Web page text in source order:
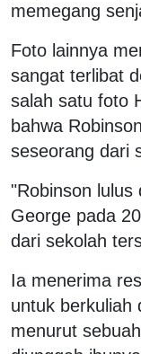
memegang
Foto lainnya
sangat terlibat
salah satu foto
bahwa
seseorang dari
"Robinson lulus
George pada
dari sekolah
Ia menerima
untuk berkuliah
menurut